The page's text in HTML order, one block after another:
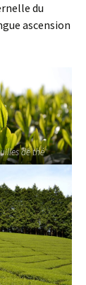
du
ascension
de thé